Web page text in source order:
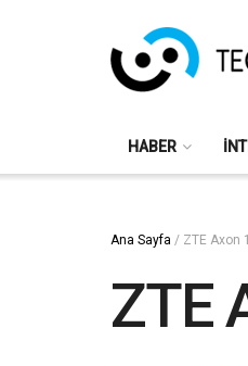
HABER
Ana Sayfa / ZTE Axon
ZTE